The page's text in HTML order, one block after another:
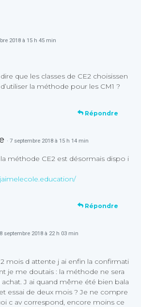
2018 à 15 h 45 min
que les classes de CE2 choisissen
la méthode pour les CM1 ?
Répondre
· 7 septembre 2018 à 15 h 14 min
méthode CE2 est désormais dispo i
Répondre
septembre 2018 à 22 h 03 min
mois d attente j ai enfin la confirmati
je me doutais : la méthode ne sera
achat. J ai quand même été bien bala
essai de deux mois ? Je ne compre
c av correspond, encore moins ce